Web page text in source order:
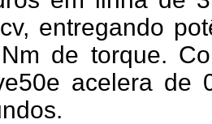
entregando
de torque.
acelera de